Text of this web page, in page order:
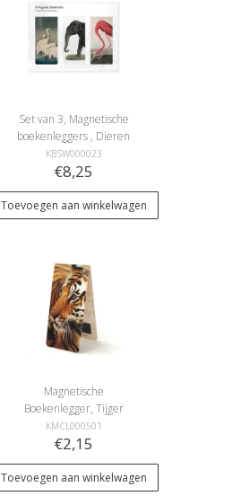
Set van 3, Magnetische
boekenleggers , Dieren
tekeningen
KBSW000023
€8,25
Toevoegen aan winkelwagen
Magnetische
Boekenlegger, Tijger
KMCL000501
€2,15
Toevoegen aan winkelwagen